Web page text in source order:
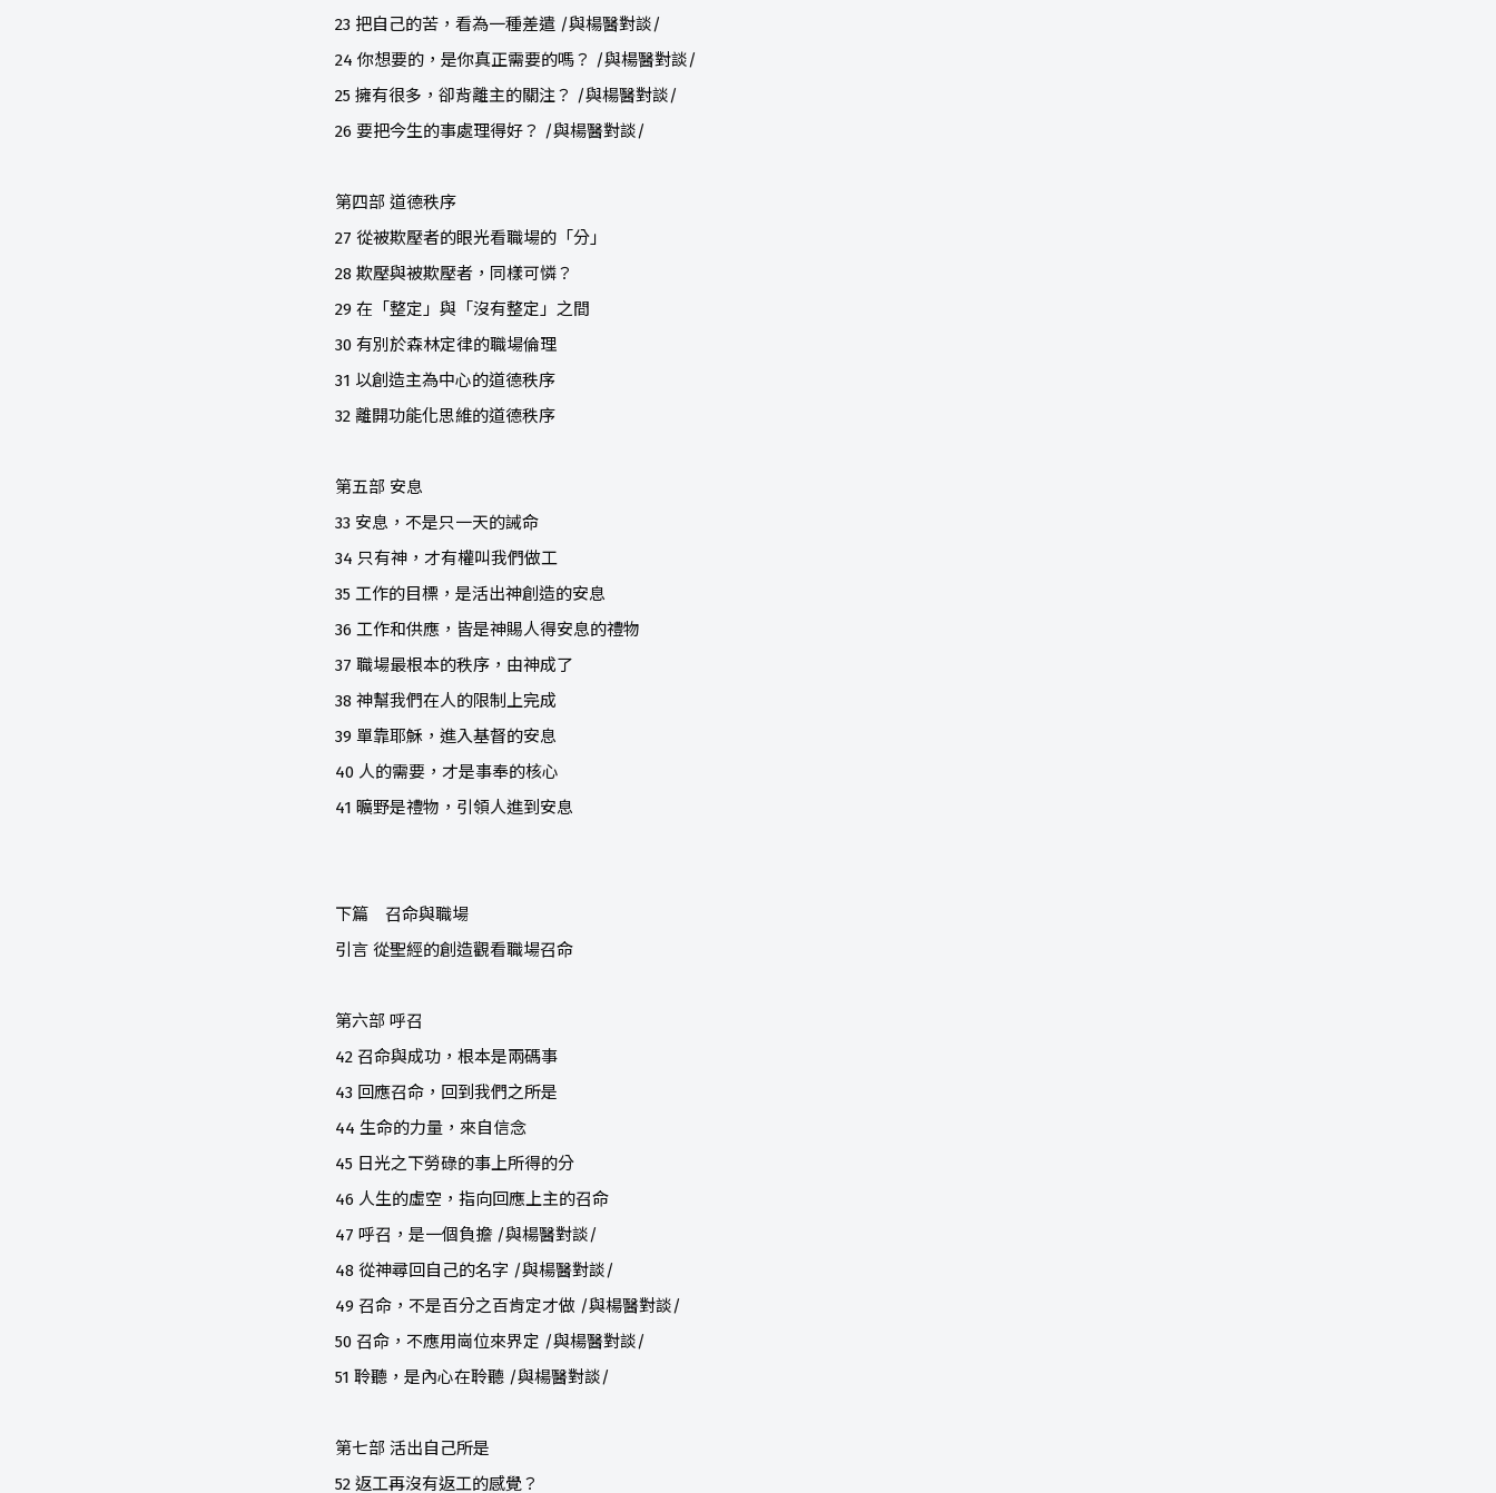
23 把自己的苦，看為一種差遣 /與楊醫對談/
24 你想要的，是你真正需要的嗎？ /與楊醫對談/
25 擁有很多，卻背離主的關注？ /與楊醫對談/
26 要把今生的事處理得好？ /與楊醫對談/
第四部 道德秩序
27 從被欺壓者的眼光看職場的「分」
28 欺壓與被欺壓者，同樣可憐？
29 在「整定」與「沒有整定」之間
30 有別於森林定律的職場倫理
31 以創造主為中心的道德秩序
32 離開功能化思維的道德秩序
第五部 安息
33 安息，不是只一天的誡命
34 只有神，才有權叫我們做工
35 工作的目標，是活出神創造的安息
36 工作和供應，皆是神賜人得安息的禮物
37 職場最根本的秩序，由神成了
38 神幫我們在人的限制上完成
39 單靠耶穌，進入基督的安息
40 人的需要，才是事奉的核心
41 曠野是禮物，引領人進到安息
下篇 召命與職場
引言 從聖經的創造觀看職場召命
第六部 呼召
42 召命與成功，根本是兩碼事
43 回應召命，回到我們之所是
44 生命的力量，來自信念
45 日光之下勞碌的事上所得的分
46 人生的虛空，指向回應上主的召命
47 呼召，是一個負擔 /與楊醫對談/
48 從神尋回自己的名字 /與楊醫對談/
49 召命，不是百分之百肯定才做 /與楊醫對談/
50 召命，不應用崗位來界定 /與楊醫對談/
51 聆聽，是內心在聆聽 /與楊醫對談/
第七部 活出自己所是
52 返工再沒有返工的感覺？